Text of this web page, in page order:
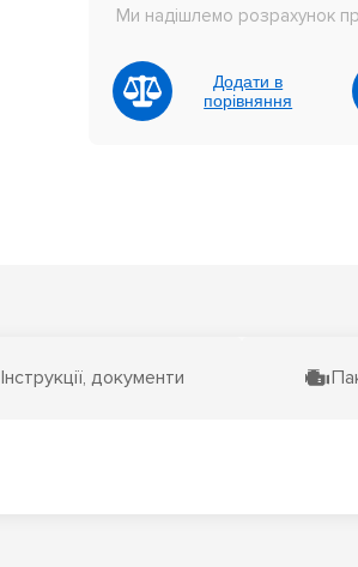
Ми надішлемо розрахунок
Додати в
порівняння
Інструкції, документи